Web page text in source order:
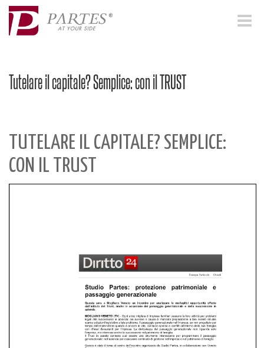
Toggle
Tutelare il capitale? Semplice: con il TRUST
TUTELARE IL CAPITALE? SEMPLICE:
CON IL TRUST